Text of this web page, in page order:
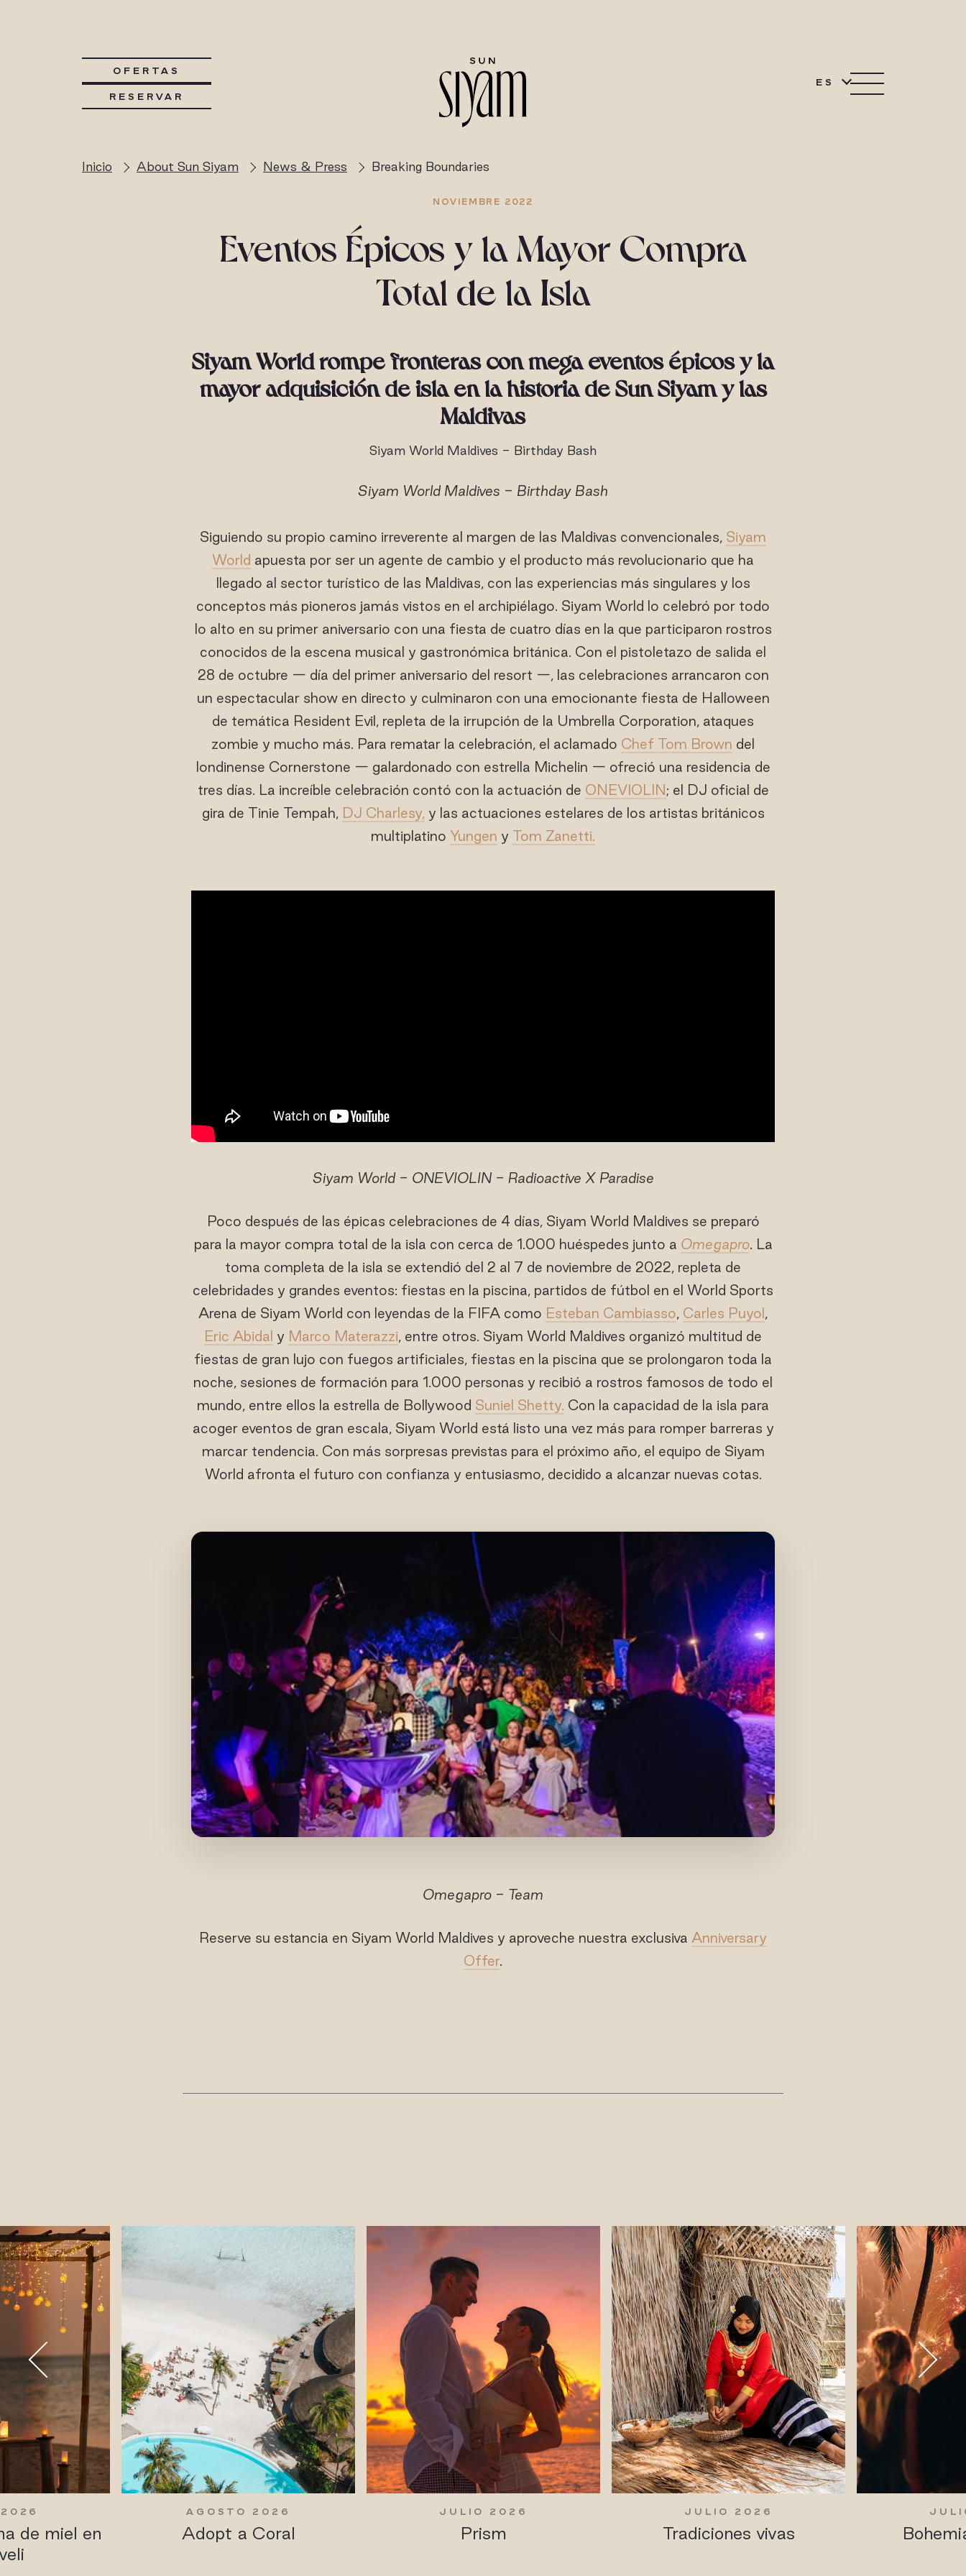
OFERTAS
RESERVAR
ES
Inicio About Sun Siyam News & Press Breaking Boundaries
NOVIEMBRE 2022
Eventos Épicos y la Mayor Compra
Total de la Isla
Siyam World rompe fronteras con mega eventos épicos y la
mayor adquisición de isla en la historia de Sun Siyam y las
Maldivas
Siyam World Maldives - Birthday Bash
Siyam World Maldives - Birthday Bash
Siguiendo su propio camino irreverente al margen de las Maldivas convencionales, Siyam
World apuesta por ser un agente de cambio y el producto más revolucionario que ha
llegado al sector turístico de las Maldivas, con las experiencias más singulares y los
conceptos más pioneros jamás vistos en el archipiélago. Siyam World lo celebró por todo
lo alto en su primer aniversario con una fiesta de cuatro días en la que participaron rostros
conocidos de la escena musical y gastronómica británica. Con el pistoletazo de salida el
28 de octubre — día del primer aniversario del resort —, las celebraciones arrancaron con
un espectacular show en directo y culminaron con una emocionante fiesta de Halloween
de temática Resident Evil, repleta de la irrupción de la Umbrella Corporation, ataques
zombie y mucho más. Para rematar la celebración, el aclamado Chef Tom Brown del
londinense Cornerstone — galardonado con estrella Michelin — ofreció una residencia de
tres días. La increíble celebración contó con la actuación de ONEVIOLIN; el DJ oficial de
gira de Tinie Tempah, DJ Charlesy,y las actuaciones estelares de los artistas británicos
multiplatino Yungen y Tom Zanetti.
Siyam World - ONEVIOLIN - Radioactive X Paradise
Poco después de las épicas celebraciones de 4 días, Siyam World Maldives se preparó
para la mayor compra total de la isla con cerca de 1.000 huéspedes junto a Omegapro. La
toma completa de la isla se extendió del 2 al 7 de noviembre de 2022, repleta de
celebridades y grandes eventos: fiestas en la piscina, partidos de fútbol en el World Sports
Arena de Siyam World con leyendas de la FIFA como Esteban Cambiasso, Carles Puyol ,
Eric Abidal y Marco Materazzi, entre otros. Siyam World Maldives organizó multitud de
fiestas de gran lujo con fuegos artificiales, fiestas en la piscina que se prolongaron toda la
noche, sesiones de formación para 1.000 personas y recibió a rostros famosos de todo el
mundo, entre ellos la estrella de Bollywood Suniel Shetty. Con la capacidad de la isla para
acoger eventos de gran escala, Siyam World está listo una vez más para romper barreras y
marcar tendencia. Con más sorpresas previstas para el próximo año, el equipo de Siyam
World afronta el futuro con confianza y entusiasmo, decidido a alcanzar nuevas cotas.
Omegapro - Team
Reserve su estancia en Siyam World Maldives y aproveche nuestra exclusiva Anniversary
Offer.
de miel en
AGOSTO 2026
Adopt a Coral
JULIO 2026
Prism
JULIO 2026
Tradiciones vivas